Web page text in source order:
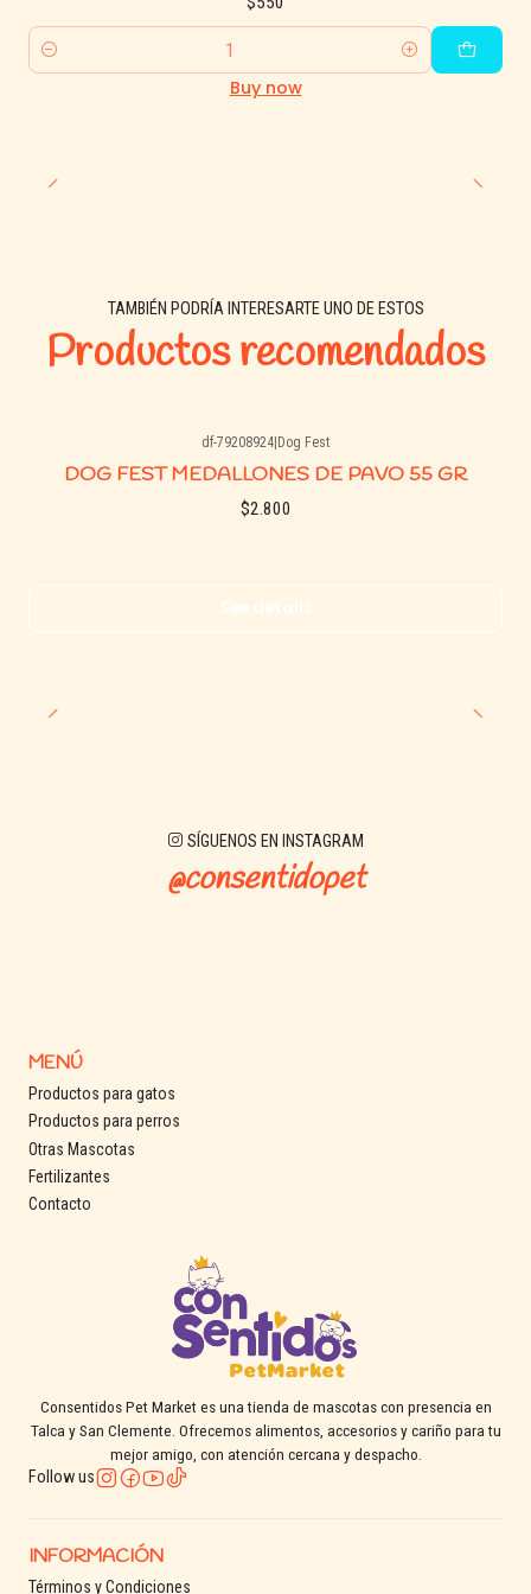
pequeños. ¡El aliado perfecto para premiar sus mejores
momentos! 🐾💕
Quantity
Buy now
TAMBIÉN PODRÍA INTERESARTE UNO DE ESTOS
Productos recomendados
df-79208924 Dog Fest
DOG FEST MEDALLONES DE PAVO 55 GR
$2.800
See details
SÍGUENOS EN INSTAGRAM
@consentidopet
MENÚ
Productos para gatos
Productos para perros
Otras Mascotas
Fertilizantes
Contacto
Consentidos Pet Market es una tienda de mascotas con presencia en
Talca y San Clemente. Ofrecemos alimentos, accesorios y cariño para tu
mejor amigo, con atención cercana y despacho.
Follow us
INFORMACIÓN
Términos y Condiciones